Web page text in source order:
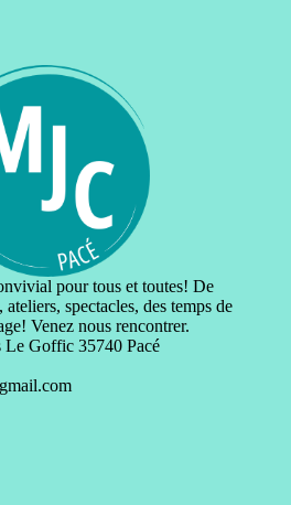
pour tous et toutes! De
spectacles, des temps de
Venez nous rencontrer.
Le Goffic 35740 Pacé